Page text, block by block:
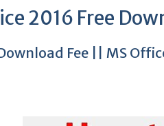
2016 Free
Fee || MS